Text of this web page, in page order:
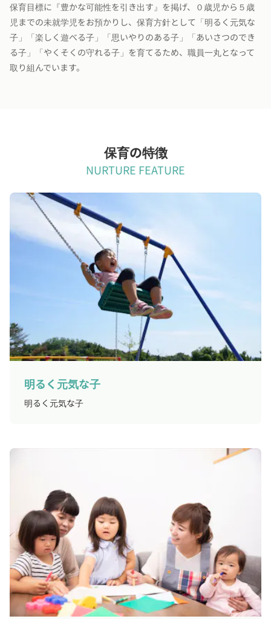
保育目標に『豊かな可能性を引き出す』を掲げ、０歳児から５歳
児までの未就学児をお預かりし、保育方針として「明るく元気な
子」「楽しく遊べる子」「思いやりのある子」「あいさつのでき
る子」「やくそくの守れる子」を育てるため、職員一丸となって
取り組んでいます。
保育の特徴
NURTURE FEATURE
明るく元気な子
明るく元気な子